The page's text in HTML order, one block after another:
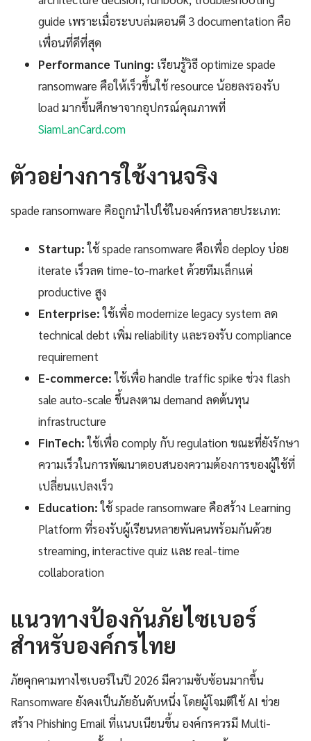
guide เพราะเมื่อระบบล่มตอนตี 3 documentation คือ
เพื่อนที่ดีที่สุด
Performance Tuning: เรียนรู้วิธี optimize spade
ransomware คือให้เร็วขึ้นใช้ resource น้อยลงรองรับ
load มากขึ้นศึกษาจากอุปกรณ์คุณภาพที่
SiamLanCard.com
ตัวอย่างการใช้งานจริง
spade ransomware คือถูกนำไปใช้ในองค์กรหลายประเภท:
Startup:ใช้ spade ransomware คือเพื่อ deploy บ่อย
iterate เร็วลด time-to-market ด้วยทีมเล็กแต่
productive สูง
Enterprise:ใช้เพื่อ modernize legacy system ลด
technical debt เพิ่ม reliability และรองรับ compliance
requirement
E-commerce:ใช้เพื่อ handle traffic spike ช่วง flash
sale auto-scale ขึ้นลงตาม demand ลดต้นทุน
infrastructure
FinTech:ใช้เพื่อ comply กับ regulation ขณะที่ยังรักษา
ความเร็วในการพัฒนาตอบสนองความต้องการของผู้ใช้ที่
เปลี่ยนแปลงเร็ว
Education:ใช้ spade ransomware คือสร้าง Learning
Platform ที่รองรับผู้เรียนหลายพันคนพร้อมกันด้วย
streaming, interactive quiz และ real-time
collaboration
แนวทางป้องกันภัยไซเบอร์
สำหรับองค์กรไทย
ภัยคุกคามทางไซเบอร์ในปี 2026 มีความซับซ้อนมากขึ้น
Ransomware ยังคงเป็นภัยอันดับหนึ่ง โดยผู้โจมตีใช้ AI ช่วย
สร้าง Phishing Email ที่แนบเนียนขึ้น องค์กรควรมี Multi-